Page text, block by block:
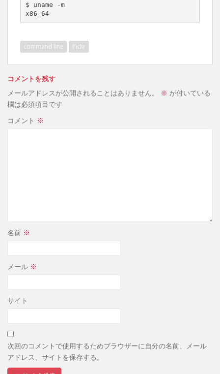
$ uname -m
x86_64
command line flickr
コメントを残す
メールアドレスが公開されることはありません。
※ が付いている
欄は必須項目です
コメント ※
名前 ※
メール ※
サイト
次回のコメントで使用するためブラウザーに自分の名前、メール
アドレス、サイトを保存する。